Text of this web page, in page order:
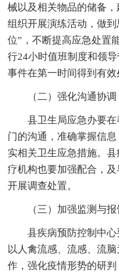
械以及相关物品的储备
组织开展演练活动，做
位”，不断提高应急处置
行24小时值班制度和领
事件在第一时间得到有效
（二）强化沟通协调
县卫生局应急办要
门的沟通，准确掌握信
实相关卫生应急措施。
疗机构也要加强配合，
开展调查处置。
（三）加强监测与
县疾病预防控制中
以人禽流感、流感、流
作，强化疫情形势的研